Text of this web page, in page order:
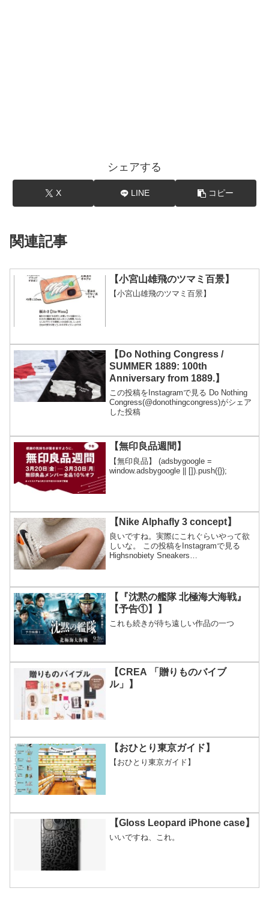
シェアする
X LINE コピー
関連記事
【小宮山雄飛のツマミ百景】
【小宮山雄飛のツマミ百景】
【Do Nothing Congress /
SUMMER 1889: 100th
Anniversary from 1889.】
この投稿をInstagramで見る Do Nothing
Congress(@donothingcongress)がシェア
した投稿
【無印良品週間】
【無印良品】 (adsbygoogle =
window.adsbygoogle || []).push({});
【Nike Alphafly 3 concept】
良いですね。実際にこれぐらいやって欲
しいな。 この投稿をInstagramで見る
Highsnobiety Sneakers
【『沈黙の艦隊 北極海大海戦』
【予告①】】
これも続きが待ち遠しい作品の一つ
【CREA 「贈りものバイブ
ル」】
【おひとり東京ガイド】
【おひとり東京ガイド】
【Gloss Leopard iPhone case】
いいですね、これ。